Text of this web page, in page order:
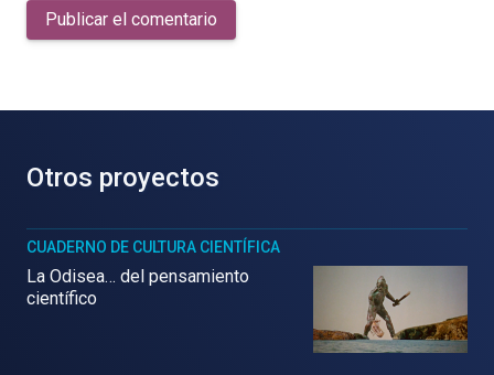
Publicar el comentario
Otros proyectos
CUADERNO DE CULTURA CIENTÍFICA
La Odisea… del pensamiento
científico